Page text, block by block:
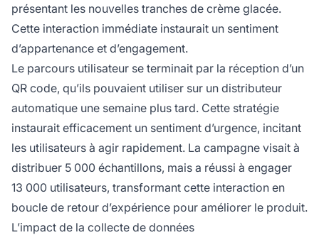
présentant les nouvelles tranches de crème glacée.
Cette interaction immédiate instaurait un sentiment
d’appartenance et d’engagement.
Le parcours utilisateur se terminait par la réception d’un
QR code, qu’ils pouvaient utiliser sur un distributeur
automatique une semaine plus tard. Cette stratégie
instaurait efficacement un sentiment d’urgence, incitant
les utilisateurs à agir rapidement. La campagne visait à
distribuer 5 000 échantillons, mais a réussi à engager
13 000 utilisateurs, transformant cette interaction en
boucle de retour d’expérience pour améliorer le produit.
L’impact de la collecte de données